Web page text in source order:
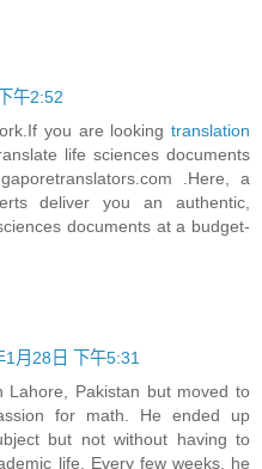
午2:52
you are looking translation
life sciences documents
.Here, a
deliver you an authentic,
documents at a budget-
1月28日 下午5:31
Lahore, Pakistan but moved to
for math. He ended up
but not without having to
life. Every few weeks, he